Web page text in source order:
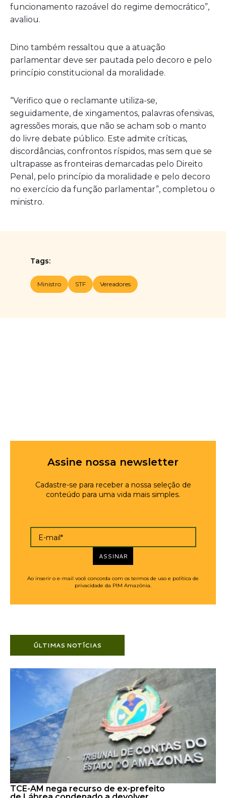
funcionamento razoável do regime democrático”,
avaliou.
Dino também ressaltou que a atuação
parlamentar deve ser pautada pelo decoro e pelo
princípio constitucional da moralidade.
“Verifico que o reclamante utiliza-se,
seguidamente, de xingamentos, palavras ofensivas,
agressões morais, que não se acham sob o manto
do livre debate público. Este admite críticas,
discordâncias, confrontos ríspidos, mas sem que se
ultrapasse as fronteiras demarcadas pelo Direito
Penal, pelo princípio da moralidade e pelo decoro
no exercício da função parlamentar”, completou o
ministro.
Tags:
Ministro STF Vereadores
Assine nossa newsletter
Cadastre-se para receber a nossa seleção de
conteúdo para uma vida mais simples.
E-mail*
ASSINAR
Ao inserir o e-mail você concorda com os termos de uso e política de
privacidade da PIM Amazônia.
ÚLTIMAS NOTÍCIAS
TCE-AM nega recurso de ex-prefeito